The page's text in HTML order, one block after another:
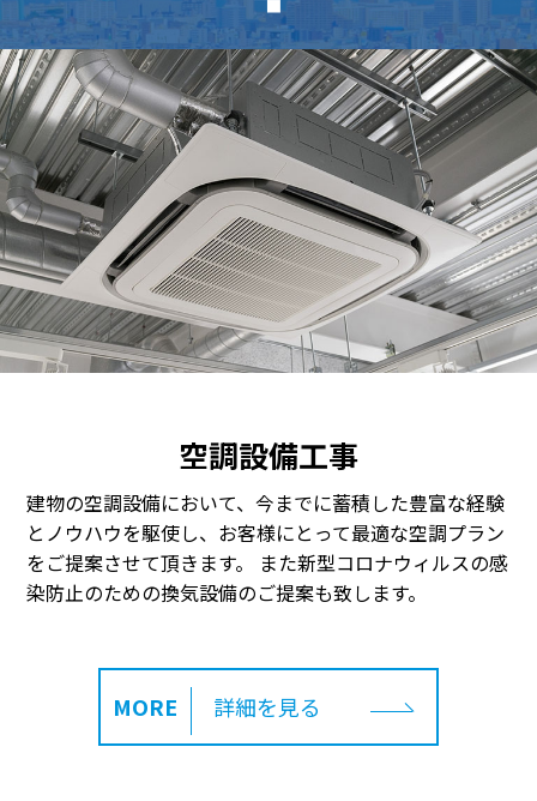
空調設備工事
建物の空調設備において、今までに蓄積した豊富な経験
とノウハウを駆使し、お客様にとって最適な空調プラン
をご提案させて頂きます。
また新型コロナウィルスの感
染防止のための換気設備のご提案も致します。
MORE 詳細を見る